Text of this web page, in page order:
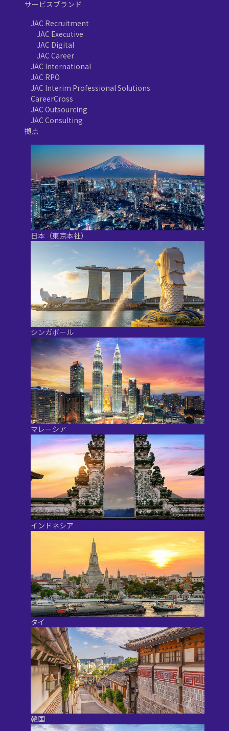
サービスブランド
JAC Recruitment
JAC Executive
JAC Digital
JAC Career
JAC International
JAC RPO
JAC Interim Professional Solutions
CareerCross
JAC Outsourcing
JAC Consulting
拠点
日本（東京本社）
シンガポール
マレーシア
インドネシア
タイ
韓国